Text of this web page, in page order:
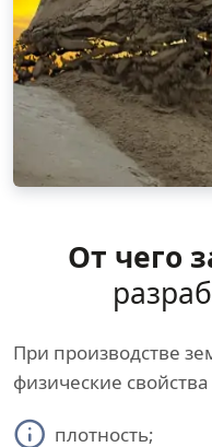
От чего
При производстве
физические свойства
плотность;